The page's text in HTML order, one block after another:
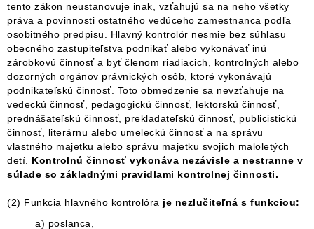
tento zákon neustanovuje inak, vzťahujú sa na neho všetky
práva a povinnosti ostatného vedúceho zamestnanca podľa
osobitného predpisu. Hlavný kontrolór nesmie bez súhlasu
obecného zastupiteľstva podnikať alebo vykonávať inú
zárobkovú činnosť a byť členom riadiacich, kontrolných alebo
dozorných orgánov právnických osôb, ktoré vykonávajú
podnikateľskú činnosť. Toto obmedzenie sa nevzťahuje na
vedeckú činnosť, pedagogickú činnosť, lektorskú činnosť,
prednášateľskú činnosť, prekladateľskú činnosť, publicistickú
činnosť, literárnu alebo umeleckú činnosť a na správu
vlastného majetku alebo správu majetku svojich maloletých
detí.
Kontrolnú činnosť vykonáva nezávisle a nestranne v
súlade so základnými pravidlami kontrolnej činnosti.
(2) Funkcia hlavného kontrolóra je nezlučiteľná s funkciou:
a) poslanca,